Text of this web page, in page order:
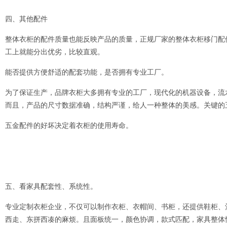
四、其他配件
整体衣柜的配件质量也能反映产品的质量，正规厂家的整体衣柜移门
工上就能分出优劣，比较直观。
能否提供方便舒适的配套功能，是否拥有专业工厂。
为了保证生产，品牌衣柜大多拥有专业的工厂，现代化的机器设备，
而且，产品的尺寸数据准确，结构严谨，给人一种整体的美感。关键
五金配件的好坏决定着衣柜的使用寿命。
五、看家具配套性、系统性。
专业定制衣柜企业，不仅可以制作衣柜、衣帽间、书柜，还提供鞋柜
西走、东拼西凑的麻烦。且面板统一，颜色协调，款式匹配，家具整